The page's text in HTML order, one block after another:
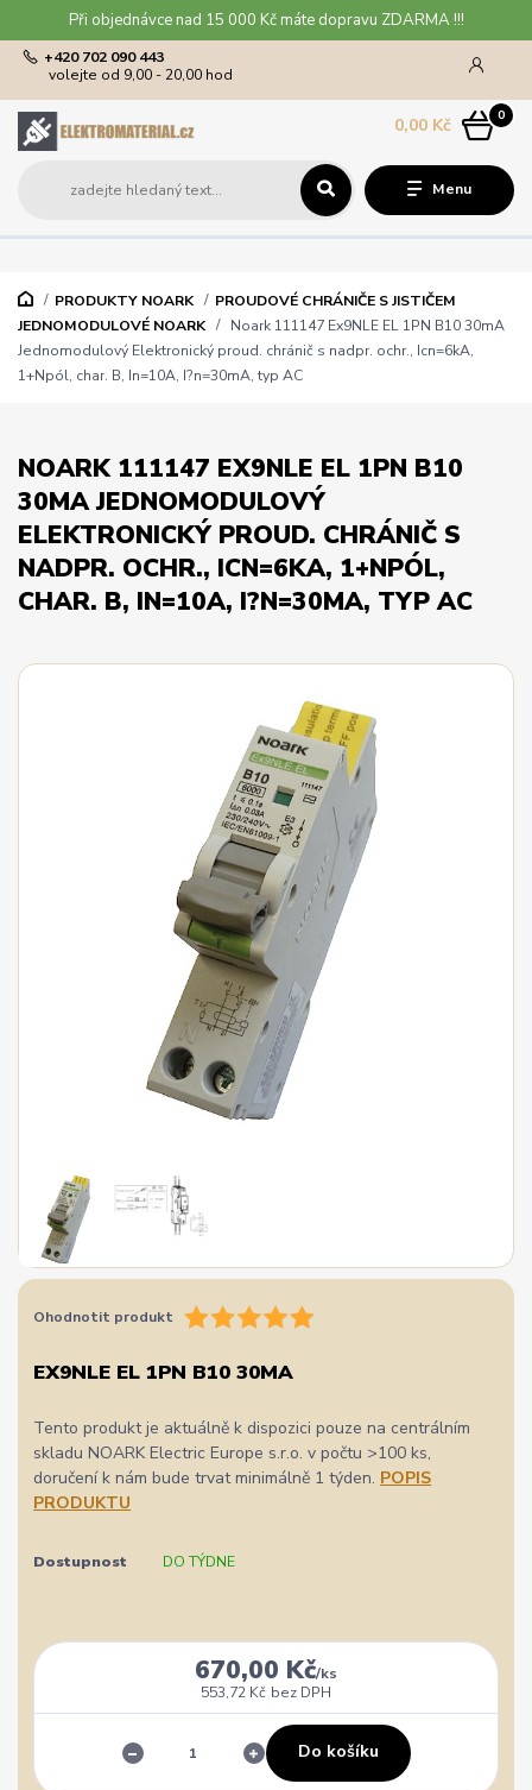
Při objednávce nad 15 000 Kč máte dopravu ZDARMA !!!
Menu
+420 702 090 443
volejte od 9,00 - 20,00 hod
0
0,00 Kč
PRODUKTY NOARK
PROUDOVÉ CHRÁNIČE S JISTIČEM
JEDNOMODULOVÉ NOARK
Noark 111147 Ex9NLE EL 1PN B10 30mA
Jednomodulový Elektronický proud. chránič s nadpr. ochr., Icn=6kA,
1+Npól, char. B, In=10A, I?n=30mA, typ AC
NOARK 111147 EX9NLE EL 1PN B10
30MA JEDNOMODULOVÝ
ELEKTRONICKÝ PROUD. CHRÁNIČ S
NADPR. OCHR., ICN=6KA, 1+NPÓL,
CHAR. B, IN=10A, I?N=30MA, TYP AC
Ohodnotit produkt
EX9NLE EL 1PN B10 30MA
Tento produkt je aktuálně k dispozici pouze na centrálním
skladu NOARK Electric Europe s.r.o. v počtu >100 ks,
doručení k nám bude trvat minimálně 1 týden. POPIS
PRODUKTU
Dostupnost DO TÝDNE
670,00 Kč/ks
553,72 Kč bez DPH
Do košíku